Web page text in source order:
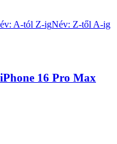
A-tól Z-igNév: Z-től A-ig
16 Pro Max